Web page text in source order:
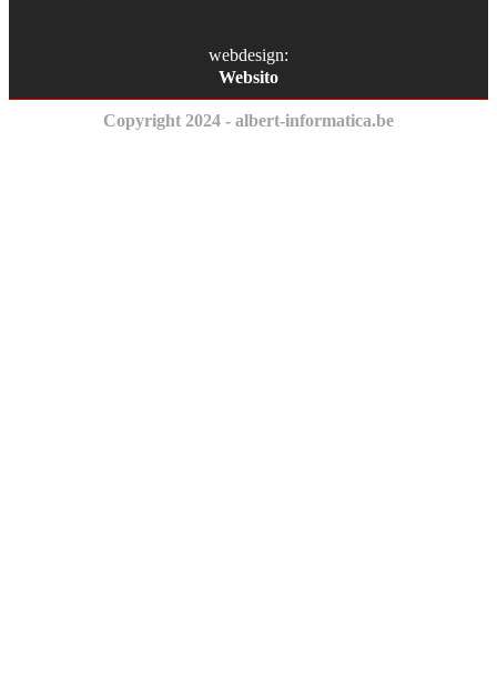
webdesign:
Websito
Copyright 2024 - albert-informatica.be